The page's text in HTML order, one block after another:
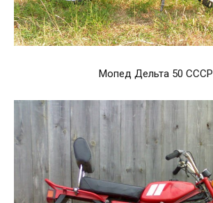
Мопед Дельта 50 СССР